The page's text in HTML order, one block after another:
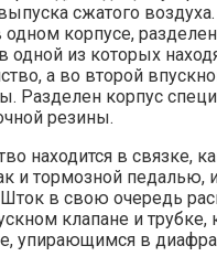
сжатого
одном корпусе,
одной из которых
а во второй
Разделен корпус
резины.
находится в связке,
и тормозной педалью,
в свою очередь
клапане и трубке,
упирающимся в